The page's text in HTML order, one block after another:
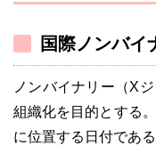
国際ノンバイ
ノンバイナリー（X
組織化を目的とする
に位置する日付であ